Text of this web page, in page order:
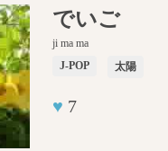
でいご
ji ma ma
J-POP
太陽
♥ 7